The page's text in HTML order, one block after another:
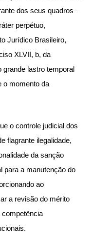
dos seus quadros –
perpétuo,
Jurídico Brasileiro,
XLVII, b, da
grande lastro temporal
o momento da
o controle judicial dos
flagrante ilegalidade,
da sanção
para a manutenção do
ao
a revisão do mérito